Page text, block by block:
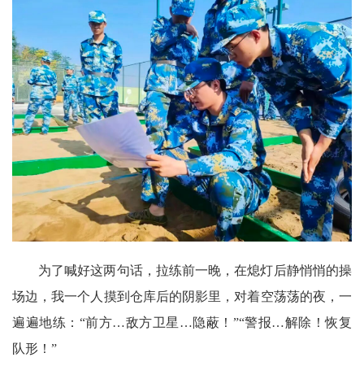
为了喊好这两句话，拉练前一晚，在熄灯后静悄悄的操
场边，我一个人摸到仓库后的阴影里，对着空荡荡的夜，一
遍遍地练：“前方…敌方卫星…隐蔽！”“警报…解除！恢复
队形！”